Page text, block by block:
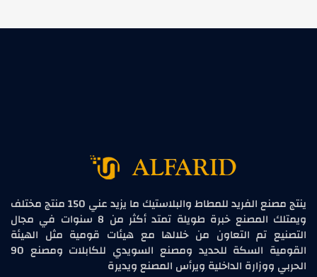
ينتج مصنع الفريد للمطاط والبلاستيك ما يزيد عني 150 منتج مختلف
ويمتلك المصنع خبرة طويلة تمتد أكثر من 8 سنوات في مجال
التصنيع تم التعاون من خلالها مع هيئات قومية مثل الهيئة
القومية السكة للحديد ومصنع السويدي للكابلات ومصنع 90
الحربي ووزارة الداخلية ويرأس المصنع ويديرة